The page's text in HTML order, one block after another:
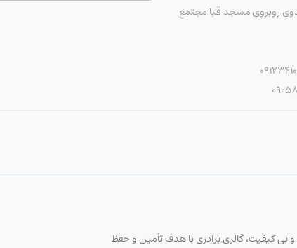
روبروی مسجد قبا مجتمع
بی کیفیت، گالری برادری با هدف تأمین و حفظ